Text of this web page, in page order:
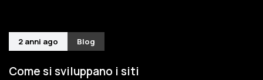
2 anni ago Blog
Come si sviluppano i siti